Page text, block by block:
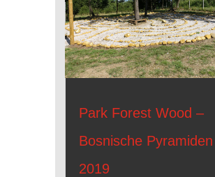
Park Forest Wood –
Bosnische Pyramiden
2019